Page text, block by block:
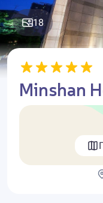
18
Minshan